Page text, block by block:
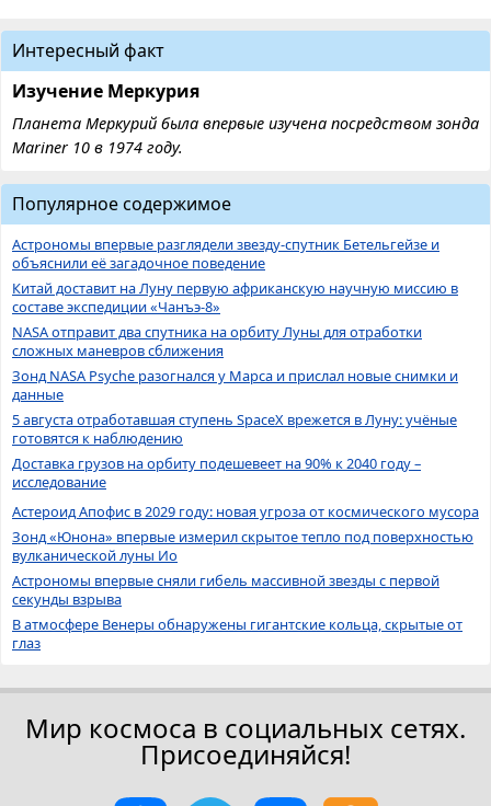
Интересный факт
Изучение Меркурия
Планета Меркурий была впервые изучена посредством зонда
Mariner 10 в 1974 году.
Популярное содержимое
Астрономы впервые разглядели звезду-спутник Бетельгейзе и
объяснили её загадочное поведение
Китай доставит на Луну первую африканскую научную миссию в
составе экспедиции «Чанъэ-8»
NASA отправит два спутника на орбиту Луны для отработки
сложных маневров сближения
Зонд NASA Psyche разогнался у Марса и прислал новые снимки и
данные
5 августа отработавшая ступень SpaceX врежется в Луну: учёные
готовятся к наблюдению
Доставка грузов на орбиту подешевеет на 90% к 2040 году –
исследование
Астероид Апофис в 2029 году: новая угроза от космического мусора
Зонд «Юнона» впервые измерил скрытое тепло под поверхностью
вулканической луны Ио
Астрономы впервые сняли гибель массивной звезды с первой
секунды взрыва
В атмосфере Венеры обнаружены гигантские кольца, скрытые от
глаз
Мир космоса в социальных сетях.
Присоединяйся!